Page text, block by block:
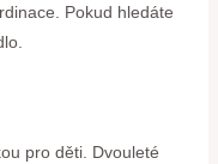
Pokud hledáte
pro děti. Dvouleté